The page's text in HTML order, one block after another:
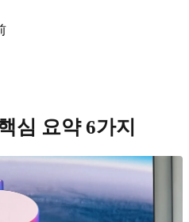
심 요약 6가지